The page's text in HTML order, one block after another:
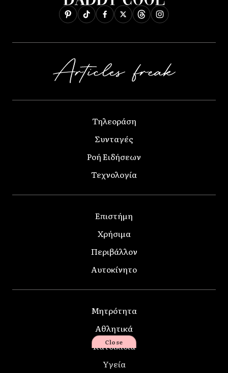
Τηλεοράση
Συνταγές
Ροή Ειδήσεων
Τεχνολογία
Επιστήμη
Χρήσιμα
Περιβάλλον
Αυτοκίνητο
Μητρότητα
Αθλητικά
Κατοικίδια
Υγεία
Close